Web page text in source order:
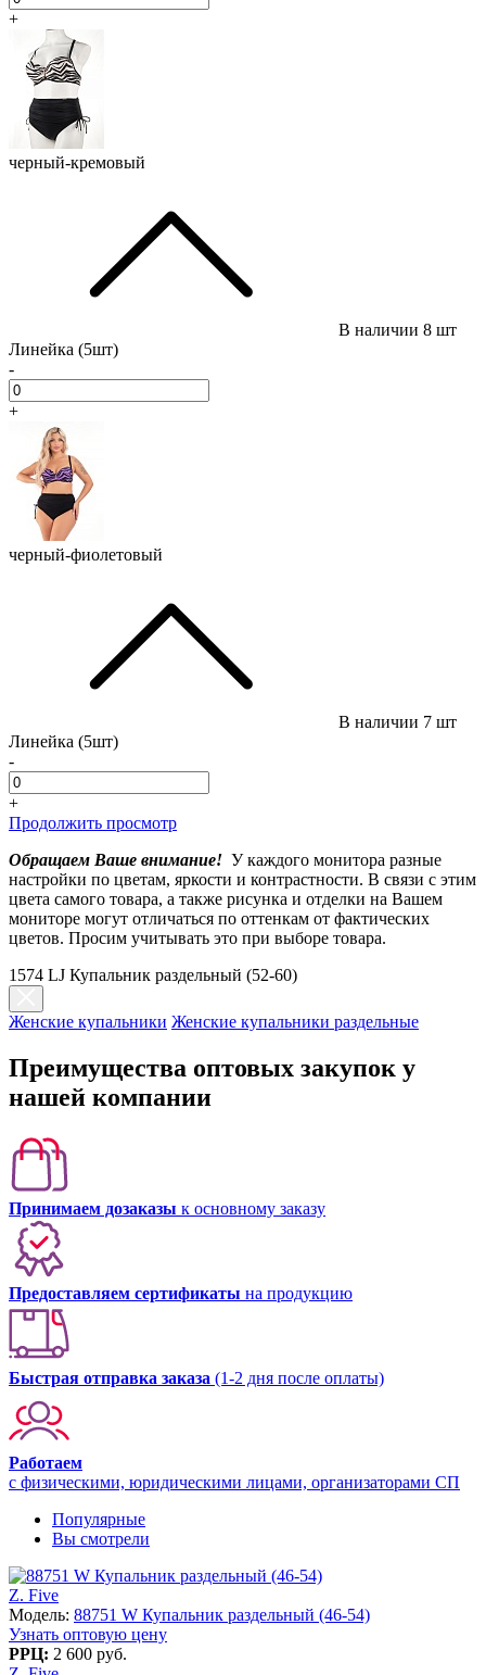
+
черный-кремовый
В наличии 8 шт
Линейка (5шт)
-
+
черный-фиолетовый
В наличии 7 шт
Линейка (5шт)
-
+
Продолжить просмотр
Обращаем Ваше внимание! У каждого монитора разные
настройки по цветам, яркости и контрастности. В связи с этим
цвета самого товара, а также рисунка и отделки на Вашем
мониторе могут отличаться по оттенкам от фактических
цветов. Просим учитывать это при выборе товара.
1574 LJ Купальник раздельный (52-60)
Женские купальники Женские купальники раздельные
Преимущества оптовых закупок у
нашей компании
Принимаем дозаказы к основному заказу
Предоставляем сертификаты на продукцию
Быстрая отправка заказа (1-2 дня после оплаты)
Работаем
с физическими, юридическими лицами, организаторами СП
Популярные
Вы смотрели
Z. Five
Модель: 88751 W Купальник раздельный (46-54)
Узнать оптовую цену
РРЦ: 2 600 руб.